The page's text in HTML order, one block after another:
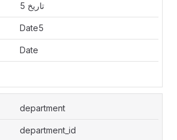
تاريخ 5
Date5
Date
department
department_id